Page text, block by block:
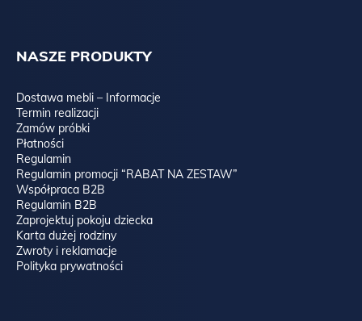
NASZE PRODUKTY
Dostawa mebli – Informacje
Termin realizacji
Zamów próbki
Płatności
Regulamin
Regulamin promocji “RABAT NA ZESTAW”
Współpraca B2B
Regulamin B2B
Zaprojektuj pokoju dziecka
Karta dużej rodziny
Zwroty i reklamacje
Polityka prywatności